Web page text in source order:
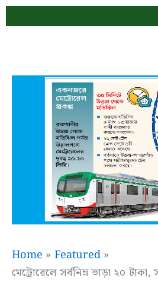
Home
Featured
মেট্রোরেলে সর্বনিম্ন ভাড়া ২০ টাকা,